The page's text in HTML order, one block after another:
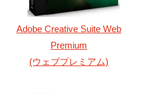
Adobe Creative Suite Web
Premium
(ウェブプレミアム)